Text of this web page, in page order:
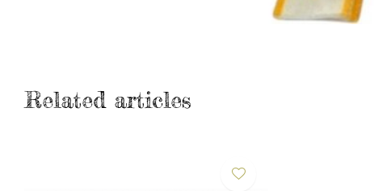
Related articles